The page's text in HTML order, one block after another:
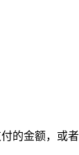
的金额，或